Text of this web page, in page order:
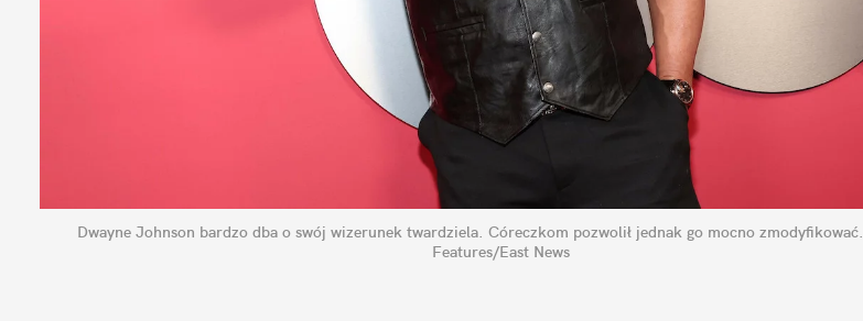
Dwayne Johnson bardzo dba o swój wizerunek twardziela. Córeczkom pozwolił jednak go mocno zmodyfikować.
Features/East News